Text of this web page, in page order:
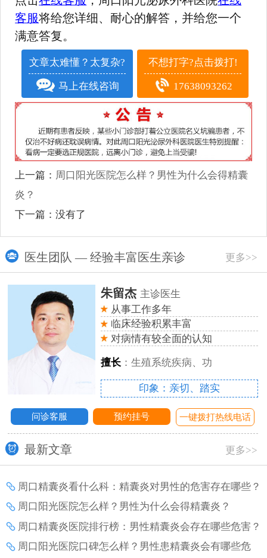
客服将给您详细、耐心的解答，并给您一个
满意答复。
文章太难懂？太复杂?
马上在线咨询
不想打字?点击拨打!
17638093262
上一篇： 周口阳光医院怎么样？男性为什么会得精囊
炎？
下一篇：没有了
医生团队 — 经验丰富医生亲诊 更多>>
朱留杰主诊医生
从事工作多年
临床经验积累丰富
对病情有较全面的认知
擅长：生殖系统疾病、功
印象：亲切、踏实
问诊客服 预约挂号 一键拨打热线电
最新文章 更多>>
周口精囊炎看什么科：精囊炎对男性的危害存在哪些？
周口阳光医院怎么样？男性为什么会得精囊炎？
周口精囊炎医院排行榜：男性精囊炎会存在哪些危害？
周口阳光医院口碑怎么样？男性患精囊炎会有哪些危